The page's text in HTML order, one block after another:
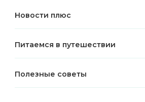
Новости плюс
Питаемся в путешествии
Полезные советы